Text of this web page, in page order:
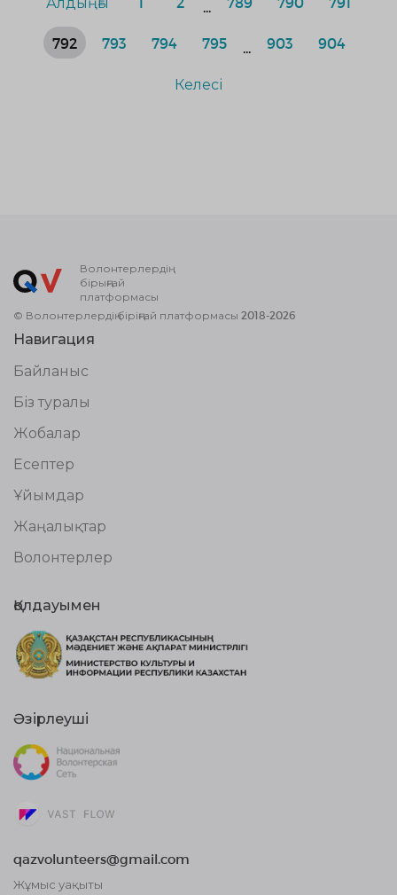
792 793 794 795 903 904
Келесі
Волонтерлердің
бірыңғай
платформасы
© Волонтерлердің біріңғай платформасы 2018-2026
Навигация
Байланыс
Біз туралы
Жобалар
Есептер
Ұйымдар
Жаңалықтар
Волонтерлер
Қолдауымен
Әзірлеуші
qazvolunteers@gmail.com
Жұмыс уақыты